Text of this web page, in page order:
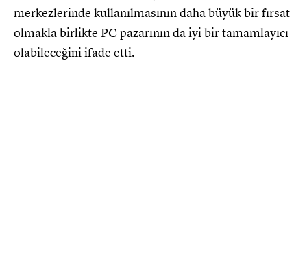
merkezlerinde kullanılmasının daha büyük bir fırsat
olmakla birlikte PC pazarının da iyi bir tamamlayıcı
olabileceğini ifade etti.